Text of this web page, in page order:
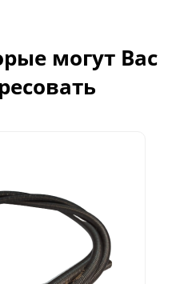
могут Вас